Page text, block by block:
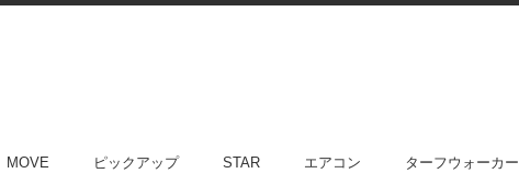
MOVE ピックアップ STAR エアコン ターフウォーカー